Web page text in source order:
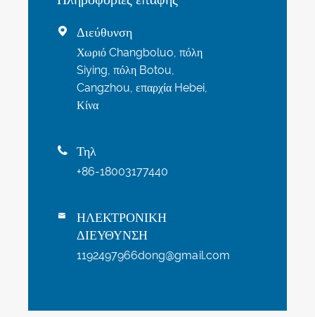
 Διεύθυνση
Χωριό Changboluo, πόλη
Siying, πόλη Botou,
Cangzhou, επαρχία Hebei,
Κίνα
 Τηλ
+86-18003177440

ΗΛΕΚΤΡΟΝΙΚΗ
ΔΙΕΥΘΥΝΣΗ
1192497966dong@gmail.com